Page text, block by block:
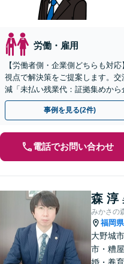
労働・雇用
【労働者側・企業側どちらも対
視点で解決策をご提案します。
減「未払い残業代：証拠集めから
でサポート」【休日・夜間相談可
事例を見る(2件)
電話でお問い合わせ
森 淳
みかさの
福岡県
大野城
市・糟
婚・養